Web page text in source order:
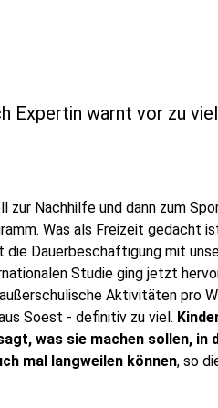
Expertin warnt vor zu
zur Nachhilfe und dann zum
Was als Freizeit gedacht
Dauerbeschäftigung mit
Studie ging jetzt
Aktivitäten pro
Soest - definitiv zu viel.
was sie machen sollen, in
mal langweilen können, so